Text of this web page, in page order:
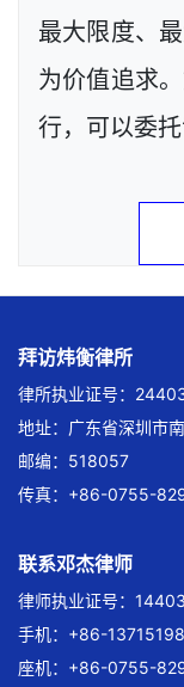
最大限度、
为价值追求
行，可以委
拜访炜衡律所
律所执业证号：
地址：广东省深圳市
邮编：518057
传真：+86-0755-
联系邓杰律师
律师执业证号：
手机：+86-
座机：+86-0755-